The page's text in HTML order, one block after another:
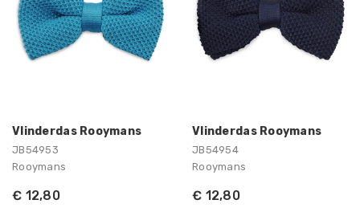
Vlinderdas Rooymans
JB54953
Rooymans
€ 12,80
Vlinderdas Rooymans
JB54954
Rooymans
€ 12,80